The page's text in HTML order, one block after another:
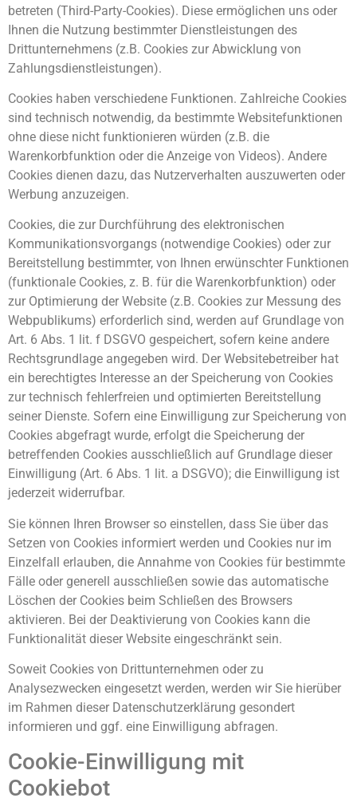
betreten (Third-Party-Cookies). Diese ermöglichen uns oder
Ihnen die Nutzung bestimmter Dienstleistungen des
Drittunternehmens (z.B. Cookies zur Abwicklung von
Zahlungsdienstleistungen).
Cookies haben verschiedene Funktionen. Zahlreiche Cookies
sind technisch notwendig, da bestimmte Websitefunktionen
ohne diese nicht funktionieren würden (z.B. die
Warenkorbfunktion oder die Anzeige von Videos). Andere
Cookies dienen dazu, das Nutzerverhalten auszuwerten oder
Werbung anzuzeigen.
Cookies, die zur Durchführung des elektronischen
Kommunikationsvorgangs (notwendige Cookies) oder zur
Bereitstellung bestimmter, von Ihnen erwünschter Funktionen
(funktionale Cookies, z. B. für die Warenkorbfunktion) oder
zur Optimierung der Website (z.B. Cookies zur Messung des
Webpublikums) erforderlich sind, werden auf Grundlage von
Art. 6 Abs. 1 lit. f DSGVO gespeichert, sofern keine andere
Rechtsgrundlage angegeben wird. Der Websitebetreiber hat
ein berechtigtes Interesse an der Speicherung von Cookies
zur technisch fehlerfreien und optimierten Bereitstellung
seiner Dienste. Sofern eine Einwilligung zur Speicherung von
Cookies abgefragt wurde, erfolgt die Speicherung der
betreffenden Cookies ausschließlich auf Grundlage dieser
Einwilligung (Art. 6 Abs. 1 lit. a DSGVO); die Einwilligung ist
jederzeit widerrufbar.
Sie können Ihren Browser so einstellen, dass Sie über das
Setzen von Cookies informiert werden und Cookies nur im
Einzelfall erlauben, die Annahme von Cookies für bestimmte
Fälle oder generell ausschließen sowie das automatische
Löschen der Cookies beim Schließen des Browsers
aktivieren. Bei der Deaktivierung von Cookies kann die
Funktionalität dieser Website eingeschränkt sein.
Soweit Cookies von Drittunternehmen oder zu
Analysezwecken eingesetzt werden, werden wir Sie hierüber
im Rahmen dieser Datenschutzerklärung gesondert
informieren und ggf. eine Einwilligung abfragen.
Cookie-Einwilligung mit
Cookiebot